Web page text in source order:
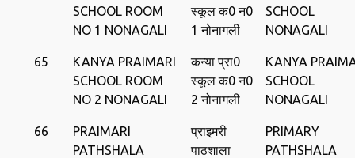
SCHOOL ROOM
NO 1 NONAGALI
स्‍कूल क0 न0
1 नोनागली
SCHOOL
NONAGALI
65
KANYA PRAIMARI
SCHOOL ROOM
NO 2 NONAGALI
कन्या प्रा0
स्‍कूल क0 न0
2 नोनागली
KANYA
SCHOOL
NONAGALI
66
PRAIMARI
PATHSHALA
प्राइमरी
पाठशाला
PRIMARY
PATHSHALA